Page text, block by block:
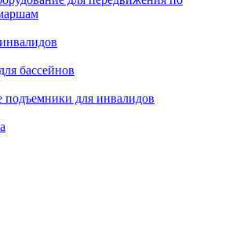
бассейнов
для инвалидов